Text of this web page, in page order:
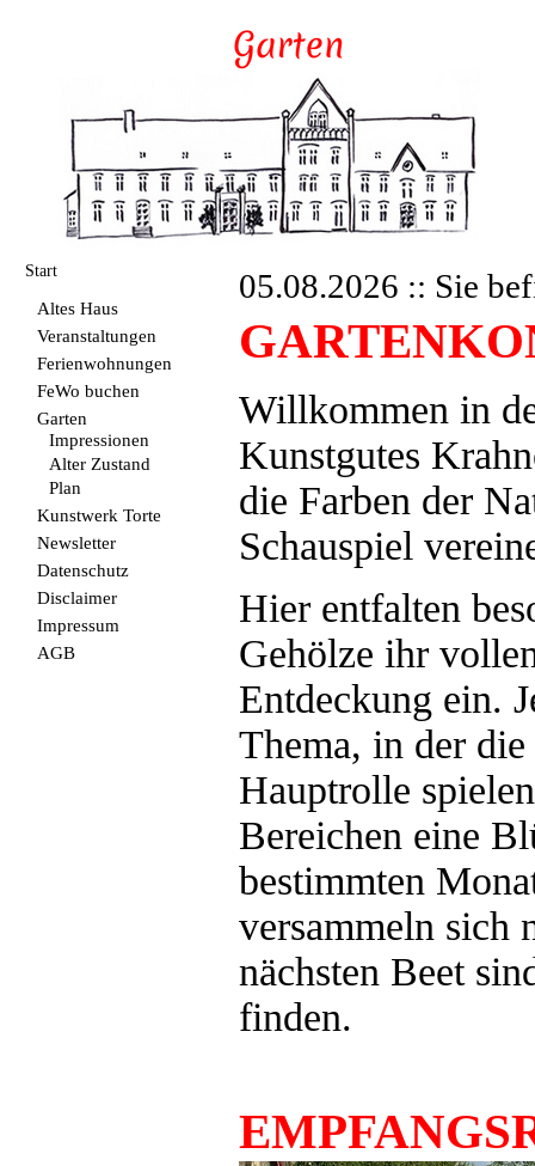
Start
Altes Haus
Veranstaltungen
Ferienwohnungen
FeWo buchen
Garten
Impressionen
Alter Zustand
Plan
Kunstwerk Torte
Newsletter
Datenschutz
Disclaimer
Impressum
AGB
05.08.2026 :: Sie
Willkommen in
Kunstgutes
die Farben der
Schauspiel
Hier entfalten
Gehölze ihr
Entdeckung ein.
Thema, in der
Hauptrolle
Bereichen eine
bestimmten
versammeln sich
nächsten Beet
finden.